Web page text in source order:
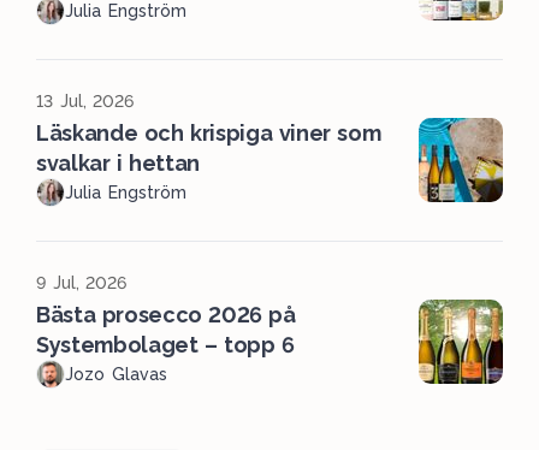
Julia Engström
13 Jul, 2026
Läskande och krispiga viner som
svalkar i hettan
Julia Engström
9 Jul, 2026
Bästa prosecco 2026 på
Systembolaget – topp 6
Jozo Glavas